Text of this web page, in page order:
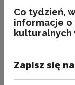
BAKALIE
Co tydzień,
informacje o
kulturalnych
Zapisz się